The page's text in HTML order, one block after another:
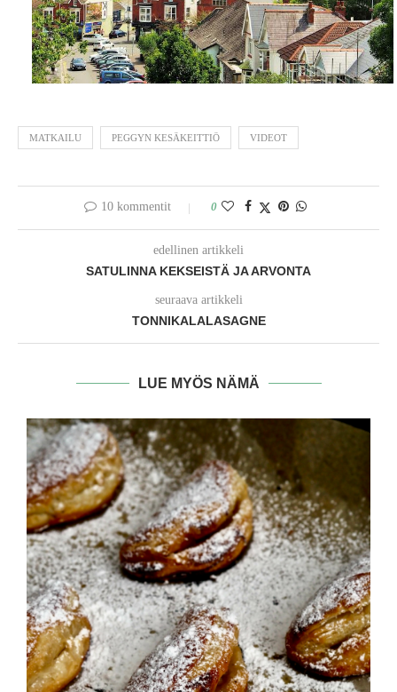
MATKAILU PEGGYN KESÄKEITTIÖ VIDEOT
10 kommentit 0
edellinen artikkeli
SATULINNA KEKSEISTÄ JA ARVONTA
seuraava artikkeli
TONNIKALALASAGNE
LUE MYÖS NÄMÄ